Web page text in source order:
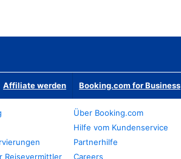
Affiliate werden Booking.com for Business
Reisevermittler
Über Booking.com
Hilfe vom Kundenservice
Partnerhilfe
Careers